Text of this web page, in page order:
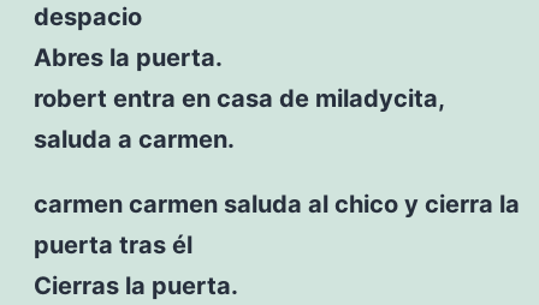
despacio
Abres la puerta.
robert entra en casa de miladycita,
saluda a carmen.
carmen carmen saluda al chico y cierra la
puerta tras él
Cierras la puerta.